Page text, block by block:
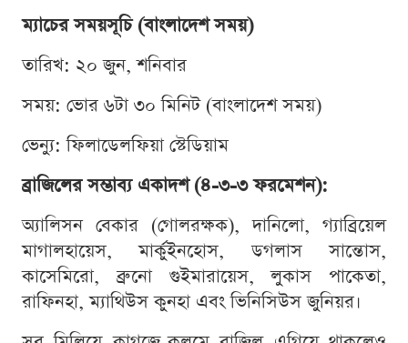
ম্যাচের সময়সূচি (বাংলাদেশ সময়)
তারিখ: ২০ জুন, শনিবার
সময়: ভোর ৬টা ৩০ মিনিট (বাংলাদেশ সময়)
ভেন্যু: ফিলাডেলফিয়া স্টেডিয়াম
ব্রাজিলের সম্ভাব্য একাদশ (৪-৩-৩ ফরমেশন):
অ্যালিসন বেকার (গোলরক্ষক), দানিলো, গ্যাব্রিয়েল
মাগালহায়েস, মার্কুইনহোস, ডগলাস সান্তোস,
কাসেমিরো, ব্রুনো গুইমারায়েস, লুকাস পাকেতা,
রাফিনহা, ম্যাথিউস কুনহা এবং ভিনিসিউস জুনিয়র।